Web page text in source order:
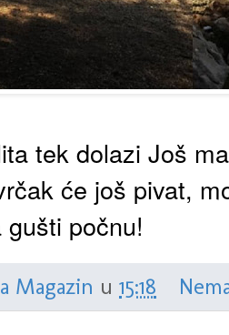
tek dolazi Još
će još pivat,
počnu!
Magazin u 15:18